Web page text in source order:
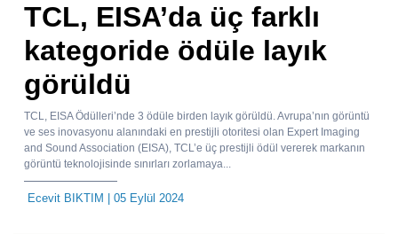
TCL, EISA’da üç farklı
kategoride ödüle layık
görüldü
TCL, EISA Ödülleri’nde 3 ödüle birden layık görüldü. Avrupa’nın görüntü
ve ses inovasyonu alanındaki en prestijli otoritesi olan Expert Imaging
and Sound Association (EISA), TCL’e üç prestijli ödül vererek markanın
görüntü teknolojisinde sınırları zorlamaya...
Ecevit BIKTIM | 05 Eylül 2024